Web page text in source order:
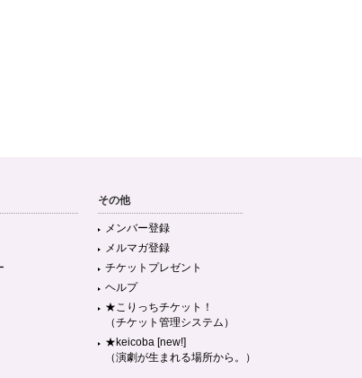
その他
メンバー登録
メルマガ登録
チケットプレゼント
ヘルプ
★こりっちチケット！
（チケット管理システム）
★keicoba [new!]
（演劇が生まれる場所から。）